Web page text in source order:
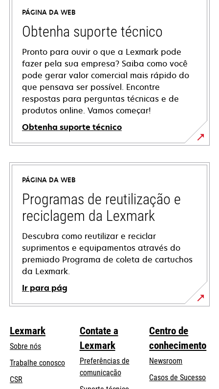
PÁGINA DA WEB
Obtenha suporte técnico
Pronto para ouvir o que a Lexmark pode
fazer pela sua empresa? Saiba como você
pode gerar valor comercial mais rápido do
que pensava ser possível. Encontre
respostas para perguntas técnicas e de
produtos online. Vamos começar!
Obtenha suporte técnico
abre
em
nova
guia
PÁGINA DA WEB
Programas de reutilização e
reciclagem da Lexmark
Descubra como reutilizar e reciclar
suprimentos e equipamentos através do
premiado Programa de coleta de cartuchos
da Lexmark.
Ir para pág
Lexmark
Sobre nós
Trabalhe conosco
CSR
Contate a
Lexmark
Preferências de
comunicação
Centro de
conhecimento
Newsroom
Casos de Sucesso